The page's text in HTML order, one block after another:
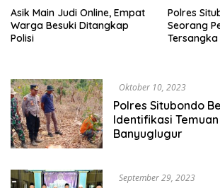
Asik Main Judi Online, Empat
Warga Besuki Ditangkap
Polisi
Polres
Seorang
Tersangka
Oktober 10, 2023
Polres Situbondo
Identifikasi
Banyuglugur
September 29, 2023